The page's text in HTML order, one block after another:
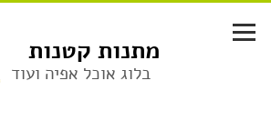
לתוכן
מתנות קטנות
בלוג אוכל אפיה ועוד